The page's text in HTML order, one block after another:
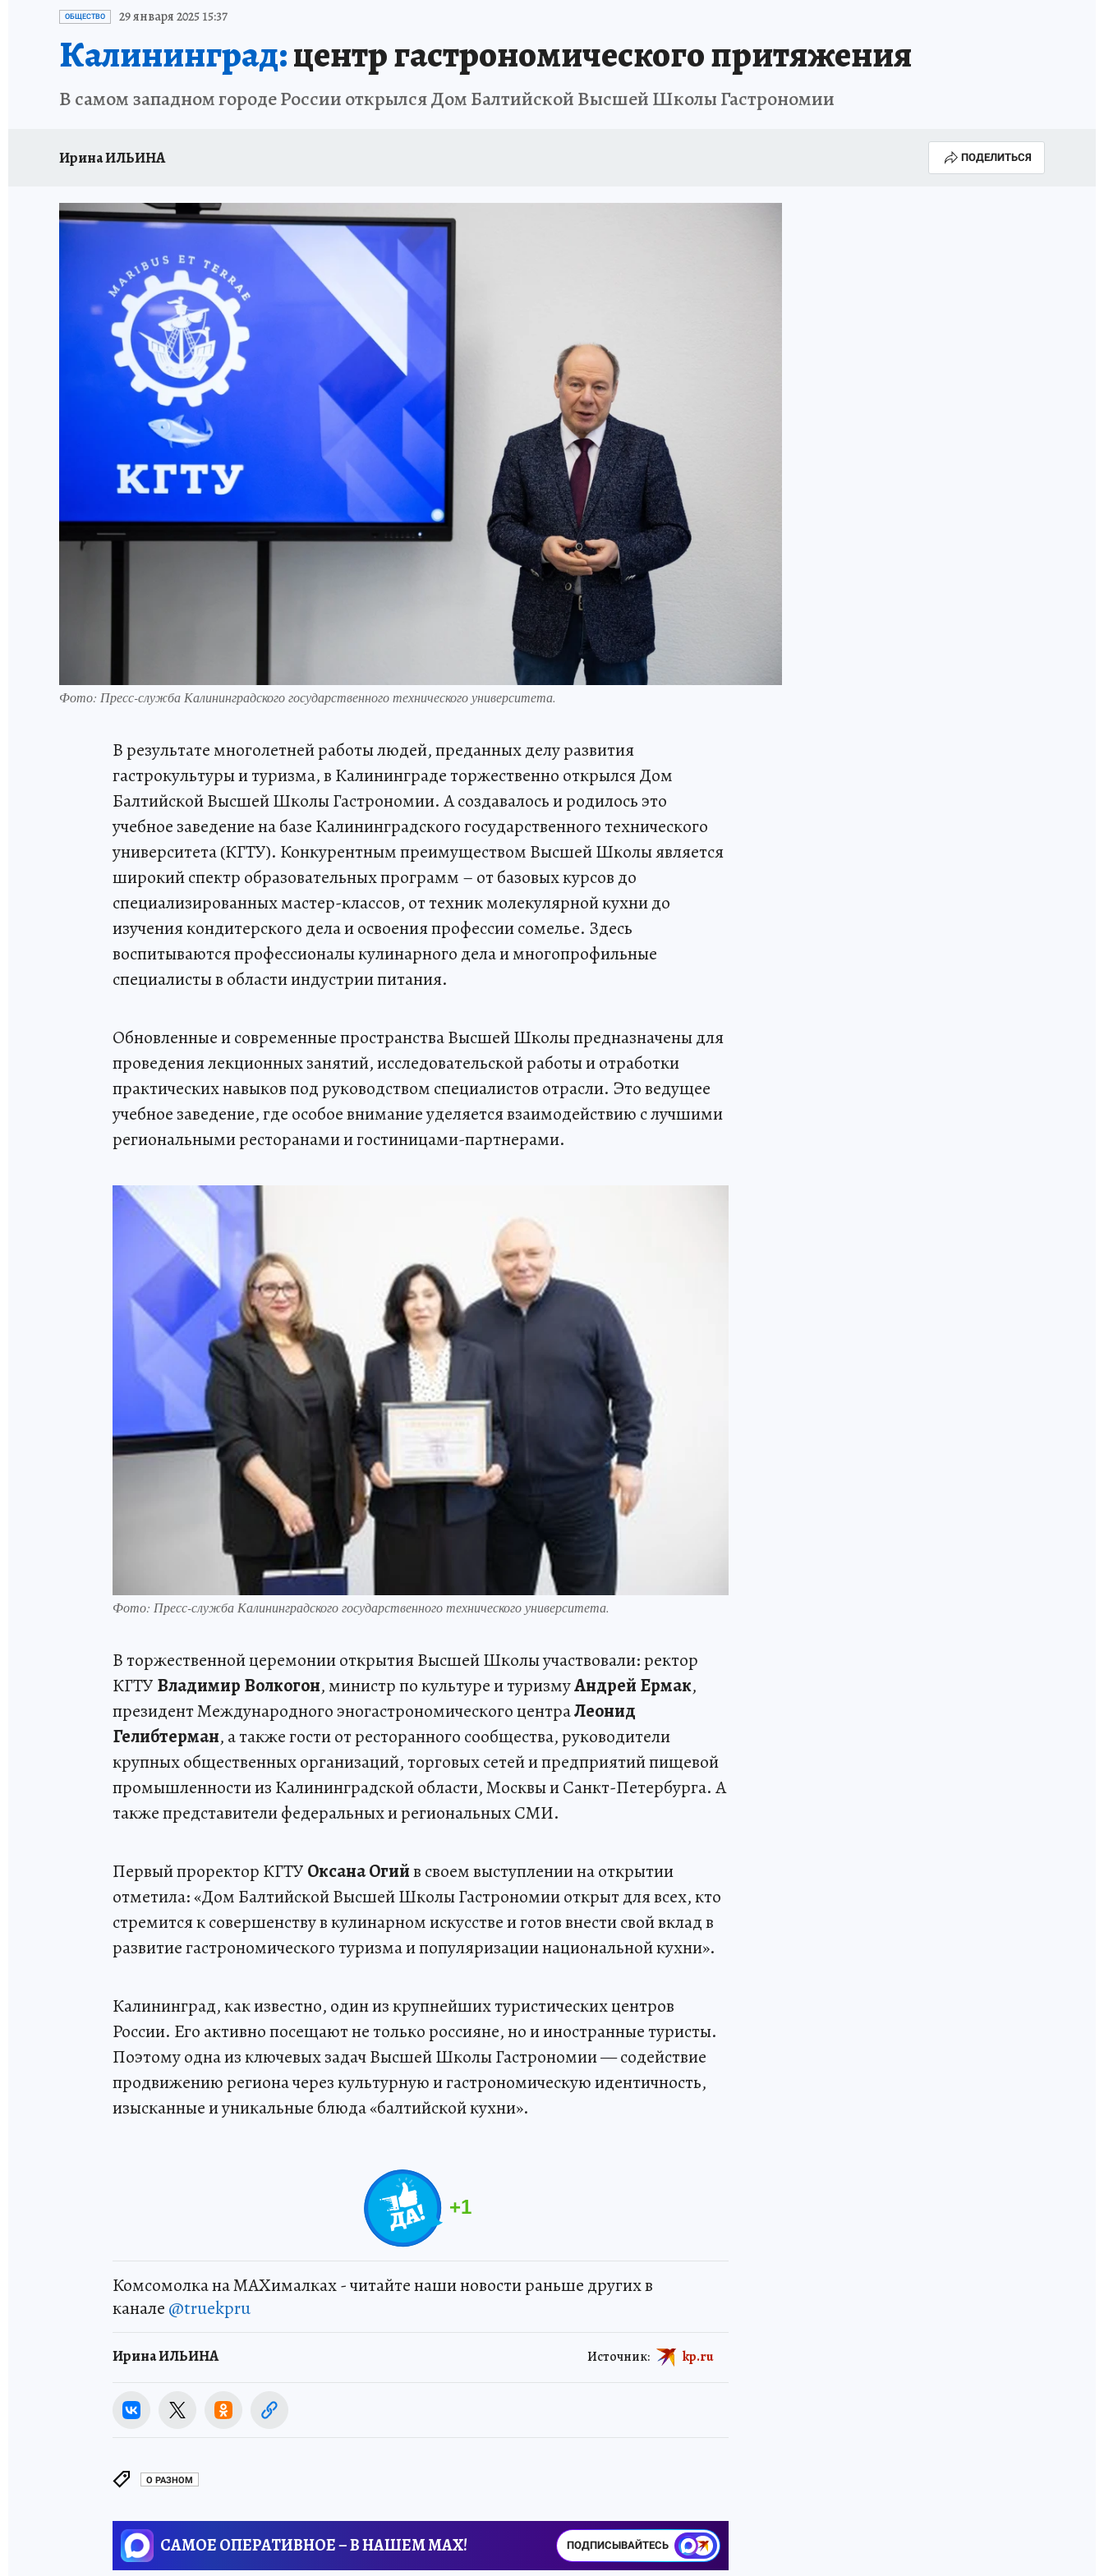
ИСПЫТАНО НА СЕБЕ
ОБЩЕСТВО 29 января 2025 15:37
Калининград:центр гастрономического притяжения
В самом западном городе России открылся Дом Балтийской Высшей Школы Гастрономии
Ирина ИЛЬИНА ПОДЕЛИТЬСЯ
Фото: Пресс-служба Калининградского государственного технического университета.
В результате многолетней работы людей, преданных делу развития
гастрокультуры и туризма, в Калининграде торжественно открылся Дом
Балтийской Высшей Школы Гастрономии. А создавалось и родилось это
учебное заведение на базе Калининградского государственного технического
университета (КГТУ). Конкурентным преимуществом Высшей Школы является
широкий спектр образовательных программ – от базовых курсов до
специализированных мастер-классов, от техник молекулярной кухни до
изучения кондитерского дела и освоения профессии сомелье. Здесь
воспитываются профессионалы кулинарного дела и многопрофильные
специалисты в области индустрии питания.
Обновленные и современные пространства Высшей Школы предназначены для
проведения лекционных занятий, исследовательской работы и отработки
практических навыков под руководством специалистов отрасли. Это ведущее
учебное заведение, где особое внимание уделяется взаимодействию с лучшими
региональными ресторанами и гостиницами-партнерами.
Фото: Пресс-служба Калининградского государственного технического университета.
В торжественной церемонии открытия Высшей Школы участвовали: ректор
КГТУ Владимир Волкогон, министр по культуре и туризмуАндрей Ермак,
президент Международного эногастрономического центраЛеонид
Гелибтерман, а также гости от ресторанного сообщества, руководители
крупных общественных организаций, торговых сетей и предприятий пищевой
промышленности из Калининградской области, Москвы и Санкт-Петербурга. А
также представители федеральных и региональных СМИ.
Первый проректор КГТУ Оксана Огийв своем выступлении на открытии
отметила: «Дом Балтийской Высшей Школы Гастрономии открыт для всех, кто
стремится к совершенству в кулинарном искусстве и готов внести свой вклад в
развитие гастрономического туризма и популяризации национальной кухни».
Калининград, как известно, один из крупнейших туристических центров
России. Его активно посещают не только россияне, но и иностранные туристы.
Поэтому одна из ключевых задач Высшей Школы Гастрономии — содействие
продвижению региона через культурную и гастрономическую идентичность,
изысканные и уникальные блюда «балтийской кухни».
+1
Комсомолка на MAXималках - читайте наши новости раньше других в
канале @truekpru
Ирина ИЛЬИНА Источник: kp.ru
О РАЗНОМ
САМОЕ ОПЕРАТИВНОЕ – В НАШЕМ MAX! ПОДПИСЫВАЙТЕСЬ